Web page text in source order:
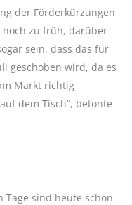
der Förderkürzungen
noch zu früh, darüber
sein, dass das für
geschoben wird, da es
Markt richtig
dem Tisch“, betonte
Tage sind heute schon